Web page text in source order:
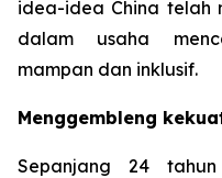
idea-idea China telah
dalam usaha
mampan dan inklusif.
Menggembleng
Sepanjang 24